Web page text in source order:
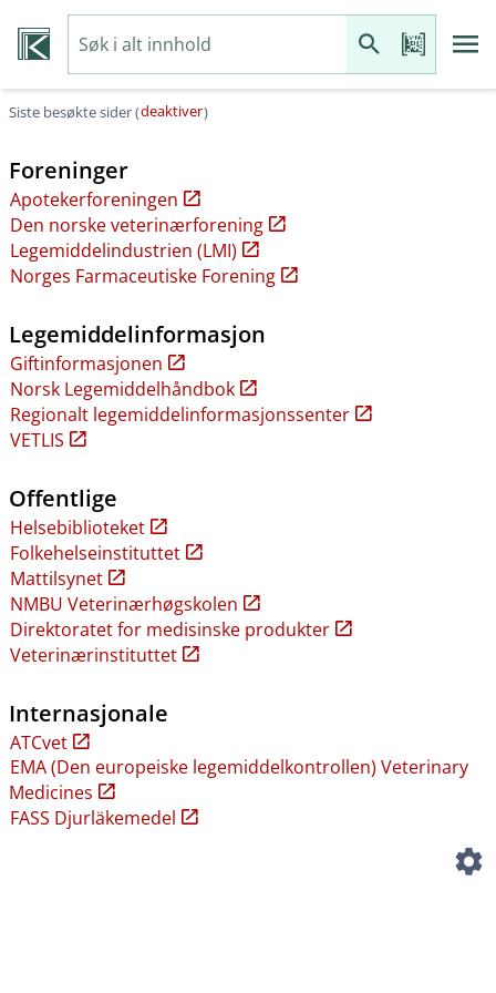
Siste besøkte sider (deaktiver)
Foreninger
Apotekerforeningen
Den norske veterinærforening
Legemiddelindustrien (LMI)
Norges Farmaceutiske Forening
Legemiddelinformasjon
Giftinformasjonen
Norsk Legemiddelhåndbok
Regionalt legemiddelinformasjonssenter
VETLIS
Offentlige
Helsebiblioteket
Folkehelseinstituttet
Mattilsynet
NMBU Veterinærhøgskolen
Direktoratet for medisinske produkter
Veterinærinstituttet
Internasjonale
ATCvet
EMA (Den europeiske legemiddelkontrollen) Veterinary
Medicines
FASS Djurläkemedel